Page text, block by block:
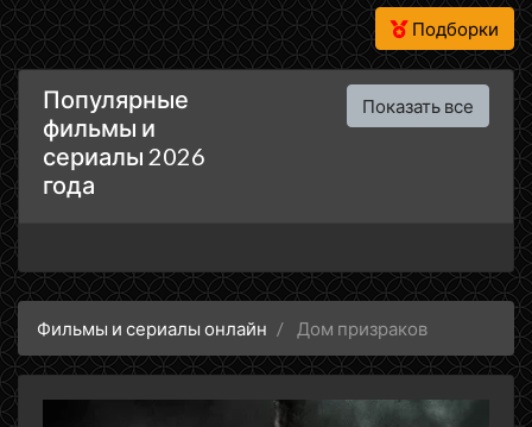
Подборки
Популярные
фильмы и
сериалы 2026
года
Показать все
Фильмы и сериалы онлайн Дом призраков